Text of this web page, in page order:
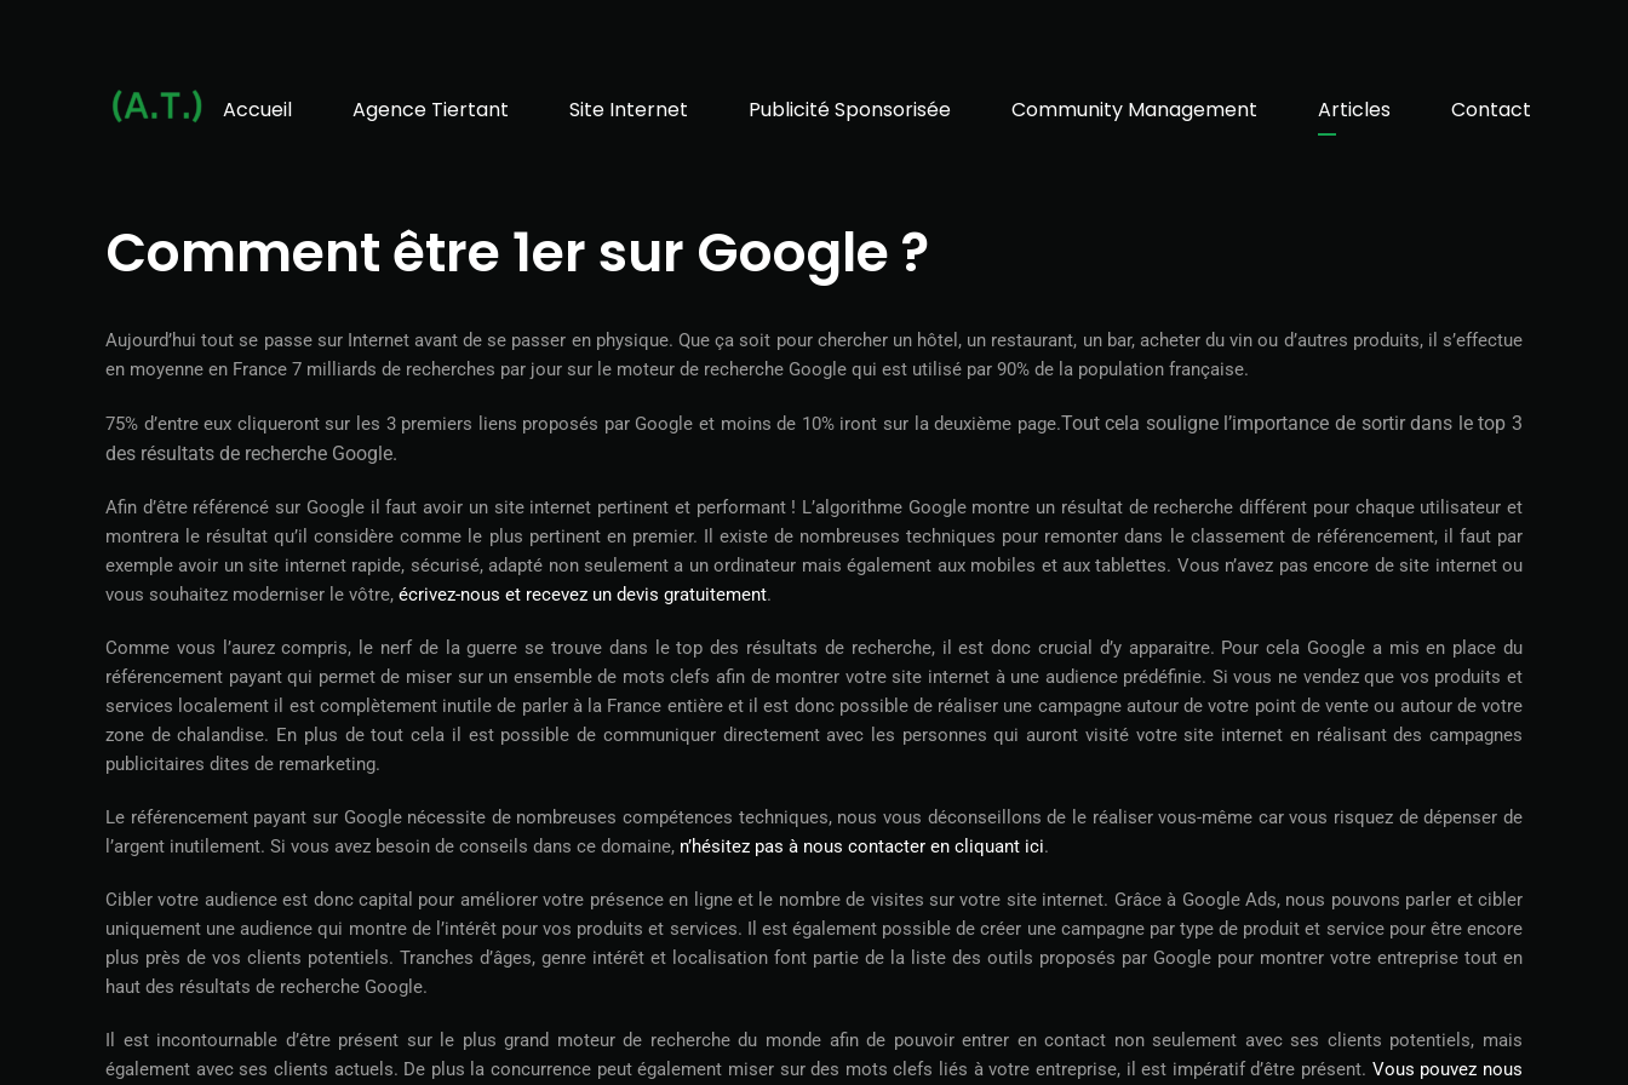
Accueil Agence Tiertant Site Internet Publicité Sponsorisée Community Management Articles Contact
Comment être 1er sur Google ?
Aujourd’hui tout se passe sur Internet avant de se passer en physique. Que ça soit pour chercher un hôtel, un restaurant, un bar, acheter du vin ou d’autres produits, il s’effectue
en moyenne en France 7 milliards de recherches par jour sur le moteur de recherche Google qui est utilisé par 90% de la population française.
75% d’entre eux cliqueront sur les 3 premiers liens proposés par Google et moins de 10% iront sur la deuxième page.Tout cela souligne l’importance de sortir dans le top 3
des résultats de recherche Google.
Afin d’être référencé sur Google il faut avoir un site internet pertinent et performant ! L’algorithme Google montre un résultat de recherche différent pour chaque utilisateur et
montrera le résultat qu’il considère comme le plus pertinent en premier. Il existe de nombreuses techniques pour remonter dans le classement de référencement, il faut par
exemple avoir un site internet rapide, sécurisé, adapté non seulement a un ordinateur mais également aux mobiles et aux tablettes. Vous n’avez pas encore de site internet ou
vous souhaitez moderniser le vôtre, écrivez-nous et recevez un devis gratuitement.
Comme vous l’aurez compris, le nerf de la guerre se trouve dans le top des résultats de recherche, il est donc crucial d’y apparaitre. Pour cela Google a mis en place du
référencement payant qui permet de miser sur un ensemble de mots clefs afin de montrer votre site internet à une audience prédéfinie. Si vous ne vendez que vos produits et
services localement il est complètement inutile de parler à la France entière et il est donc possible de réaliser une campagne autour de votre point de vente ou autour de votre
zone de chalandise. En plus de tout cela il est possible de communiquer directement avec les personnes qui auront visité votre site internet en réalisant des campagnes
publicitaires dites de remarketing.
Le référencement payant sur Google nécessite de nombreuses compétences techniques, nous vous déconseillons de le réaliser vous-même car vous risquez de dépenser de
l’argent inutilement. Si vous avez besoin de conseils dans ce domaine, n’hésitez pas à nous contacter en cliquant ici.
Cibler votre audience est donc capital pour améliorer votre présence en ligne et le nombre de visites sur votre site internet. Grâce à Google Ads, nous pouvons parler et cibler
uniquement une audience qui montre de l’intérêt pour vos produits et services. Il est également possible de créer une campagne par type de produit et service pour être encore
plus près de vos clients potentiels. Tranches d’âges, genre intérêt et localisation font partie de la liste des outils proposés par Google pour montrer votre entreprise tout en
haut des résultats de recherche Google.
Il est incontournable d’être présent sur le plus grand moteur de recherche du monde afin de pouvoir entrer en contact non seulement avec ses clients potentiels, mais
également avec ses clients actuels. De plus la concurrence peut également miser sur des mots clefs liés à votre entreprise, il est impératif d’être présent. Vous pouvez nous